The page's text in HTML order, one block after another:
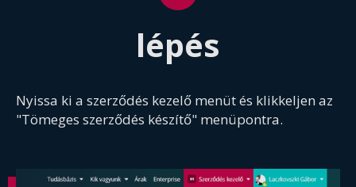
lépés
Nyissa ki a szerződés kezelő menüt és klikkeljen az
"Tömeges szerződés készítő" menüpontra.